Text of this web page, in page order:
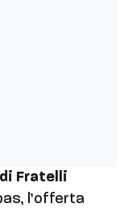
Fratelli
l’offerta